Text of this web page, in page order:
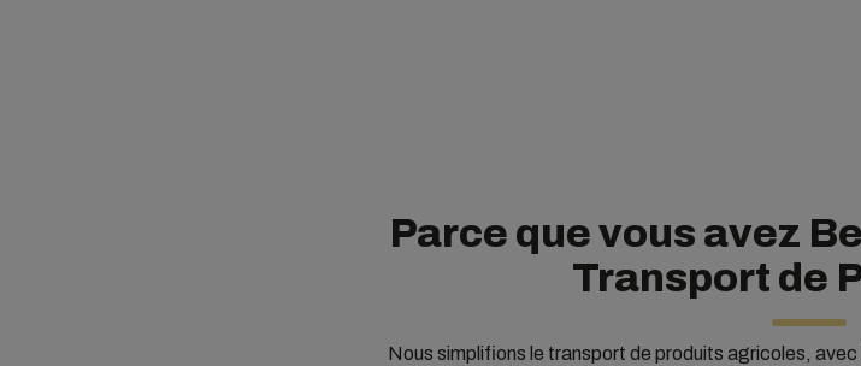
Parce que vous avez
Transport de
Nous simplifions le transport de produits agricoles, avec